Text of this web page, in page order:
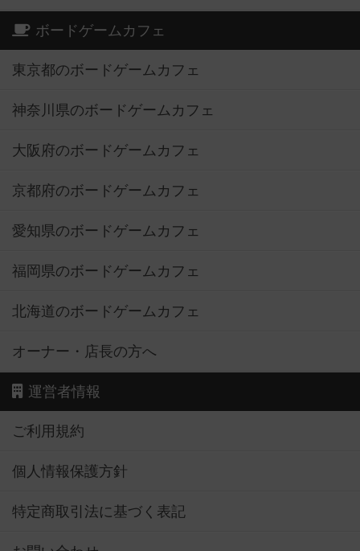
ボードゲームカフェ
東京都のボードゲームカフェ
神奈川県のボードゲームカフェ
大阪府のボードゲームカフェ
京都府のボードゲームカフェ
愛知県のボードゲームカフェ
福岡県のボードゲームカフェ
北海道のボードゲームカフェ
オーナー・店長の方へ
運営者情報
ご利用規約
個人情報保護方針
特定商取引法に基づく表記